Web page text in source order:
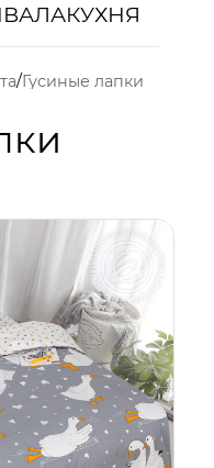
КУХНЯ
Гусиные лапки